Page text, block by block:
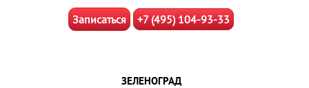
Записаться +7 (495) 104-93-33
ЗЕЛЕНОГРАД